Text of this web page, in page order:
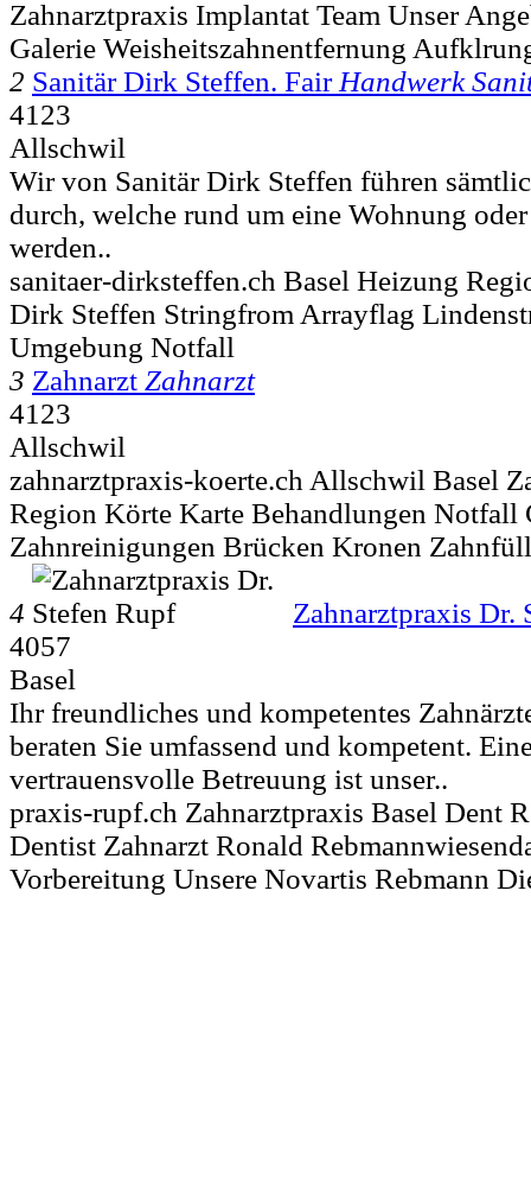
Zahnarztpraxis Implantat Team Unser
Galerie Weisheitszahnentfernung
2 Sanitär Dirk Steffen. Fair Handwerk
4123
Allschwil
Wir von Sanitär Dirk Steffen führen
durch, welche rund um eine Wohnung
werden..
sanitaer-dirksteffen.ch Basel Heizung
Dirk Steffen Stringfrom Arrayflag
Umgebung Notfall
3 Zahnarzt Zahnarzt
4123
Allschwil
zahnarztpraxis-koerte.ch Allschwil Basel
Region Körte Karte Behandlungen Notfall
Zahnreinigungen Brücken Kronen
4
Zahnarztpraxis Dr.
4057
Basel
Ihr freundliches und kompetentes
beraten Sie umfassend und kompetent.
vertrauensvolle Betreuung ist unser..
praxis-rupf.ch Zahnarztpraxis Basel Dent
Dentist Zahnarzt Ronald
Vorbereitung Unsere Novartis Rebmann